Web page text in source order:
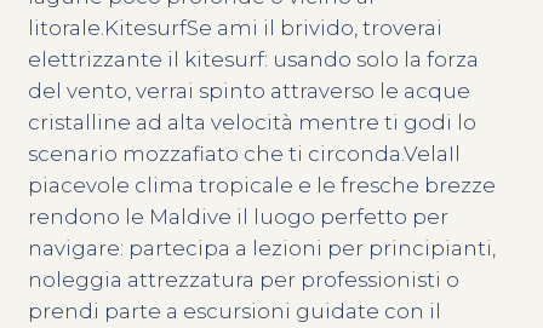
litorale.KitesurfSe ami il brivido, troverai
elettrizzante il kitesurf: usando solo la forza
del vento, verrai spinto attraverso le acque
cristalline ad alta velocità mentre ti godi lo
scenario mozzafiato che ti circonda.VelaIl
piacevole clima tropicale e le fresche brezze
rendono le Maldive il luogo perfetto per
navigare: partecipa a lezioni per principianti,
noleggia attrezzatura per professionisti o
prendi parte a escursioni guidate con il